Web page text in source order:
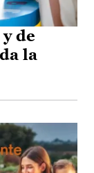
de
la